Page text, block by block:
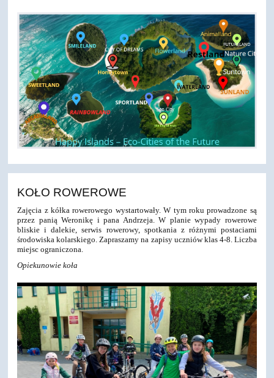
KOŁO ROWEROWE
Zajęcia z kółka rowerowego wystartowały. W tym roku prowadzone są
przez panią Weronikę i pana Andrzeja. W planie wypady rowerowe
bliskie i dalekie, serwis rowerowy, spotkania z różnymi postaciami
środowiska kolarskiego. Zapraszamy na zapisy uczniów klas 4-8. Liczba
miejsc ograniczona.
Opiekunowie koła